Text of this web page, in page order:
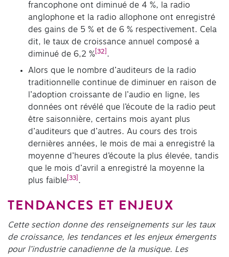
francophone ont diminué de 4 %, la radio
anglophone et la radio allophone ont enregistré
des gains de 5 % et de 6 % respectivement. Cela
dit, le taux de croissance annuel composé a
diminué de 6,2 % [32] .
Alors que le nombre d’auditeurs de la radio
traditionnelle continue de diminuer en raison de
l’adoption croissante de l’audio en ligne, les
données ont révélé que l’écoute de la radio peut
être saisonnière, certains mois ayant plus
d’auditeurs que d’autres. Au cours des trois
dernières années, le mois de mai a enregistré la
moyenne d’heures d’écoute la plus élevée, tandis
que le mois d’avril a enregistré la moyenne la
plus faible [33] .
TENDANCES ET ENJEUX
Cette section donne des renseignements sur les taux
de croissance, les tendances et les enjeux émergents
pour l’industrie canadienne de la musique. Les